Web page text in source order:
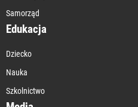
Samorząd
Edukacja
Dziecko
Nauka
Szkolnictwo